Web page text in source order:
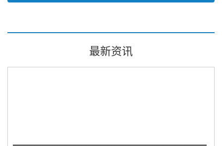
最新资讯